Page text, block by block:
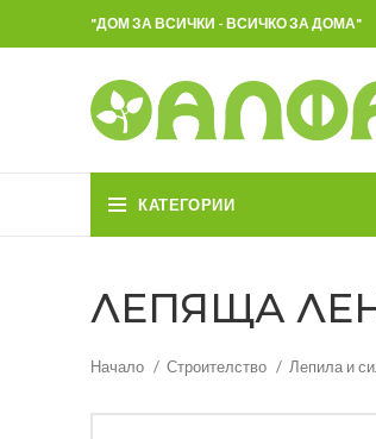
"ДОМ ЗА ВСИЧКИ - ВСИЧКО ЗА ДОМА"
КАТЕГОРИИ
ЛЕПЯЩА
Начало Строителство Лепила и